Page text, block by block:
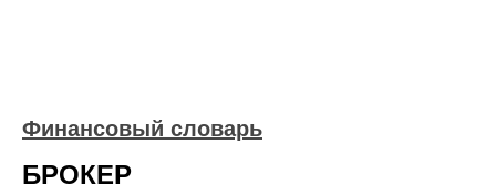
Финансовый словарь
БРОКЕР